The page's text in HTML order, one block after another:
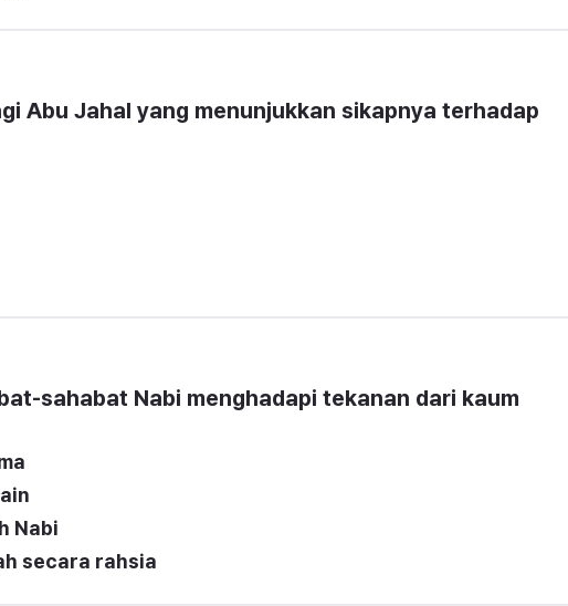
Abu Jahal yang menunjukkan sikapnya terhadap
sahabat Nabi menghadapi tekanan dari kaum
Nabi
secara rahsia